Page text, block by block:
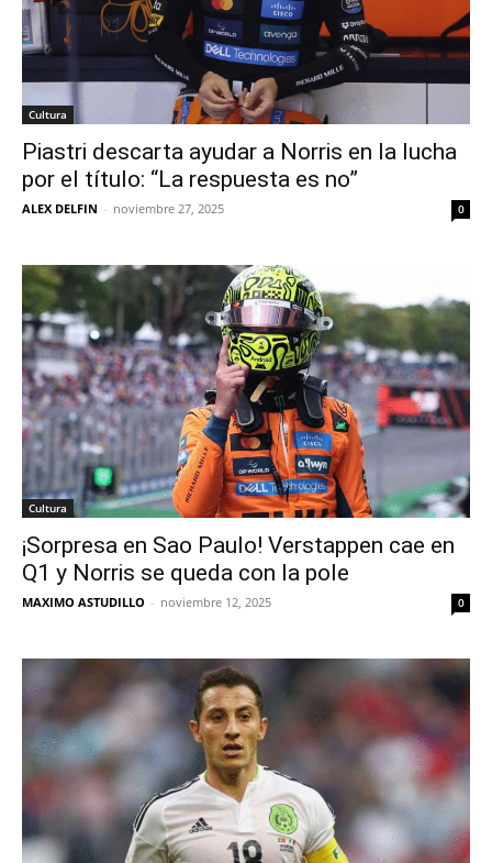
Cultura
Piastri descarta ayudar a Norris en la lucha
por el título: “La respuesta es no”
ALEX DELFIN - noviembre 27, 2025 0
Cultura
¡Sorpresa en Sao Paulo! Verstappen cae en
Q1 y Norris se queda con la pole
MAXIMO ASTUDILLO - noviembre 12, 2025 0